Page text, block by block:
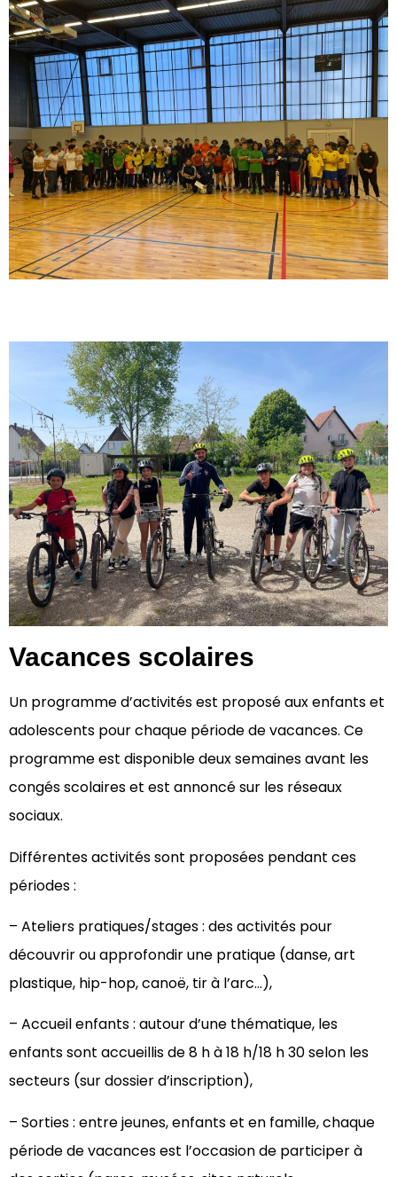
Vacances scolaires
Un programme d’activités est proposé aux enfants et
adolescents pour chaque période de vacances. Ce
programme est disponible deux semaines avant les
congés scolaires et est annoncé sur les réseaux
sociaux.
Différentes activités sont proposées pendant ces
périodes :
– Ateliers pratiques/stages : des activités pour
découvrir ou approfondir une pratique (danse, art
plastique, hip-hop, canoë, tir à l’arc…),
– Accueil enfants : autour d’une thématique, les
enfants sont accueillis de 8 h à 18 h/18 h 30 selon les
secteurs (sur dossier d’inscription),
– Sorties : entre jeunes, enfants et en famille, chaque
période de vacances est l’occasion de participer à